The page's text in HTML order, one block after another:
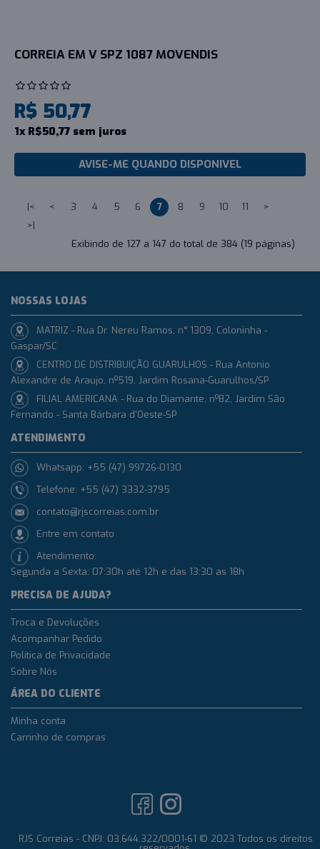
CORREIA EM V SPZ 1087 MOVENDIS
R$ 50,77
1x R$50,77 sem juros
AVISE-ME QUANDO DISPONIVEL
|< < 3 4 5 6 7 8 9 10 11
>
>|
Exibindo de 127 a 147 do total de 384 (19 páginas)
NOSSAS LOJAS
MATRIZ - Rua Dr. Nereu Ramos, n° 1309, Coloninha -
Gaspar/SC
CENTRO DE DISTRIBUIÇÃO GUARULHOS - Rua Antonio
Alexandre de Araujo, nº519, Jardim Rosana-Guarulhos/SP
FILIAL AMERICANA - Rua do Diamante, nº82, Jardim São
Fernando - Santa Bárbara d'Oeste-SP
ATENDIMENTO
Whatsapp: +55 (47) 99726-0130
Telefone: +55 (47) 3332-3795
contato@rjscorreias.com.br
Entre em contato
Atendimento:
Segunda a Sexta: 07:30h até 12h e das 13:30 as 18h
PRECISA DE AJUDA?
Troca e Devoluções
Acompanhar Pedido
Política de Privacidade
Sobre Nós
ÁREA DO CLIENTE
Minha conta
Carrinho de compras
RJS Correias - CNPJ: 03.644.322/0001-61 © 2023 Todos os direitos